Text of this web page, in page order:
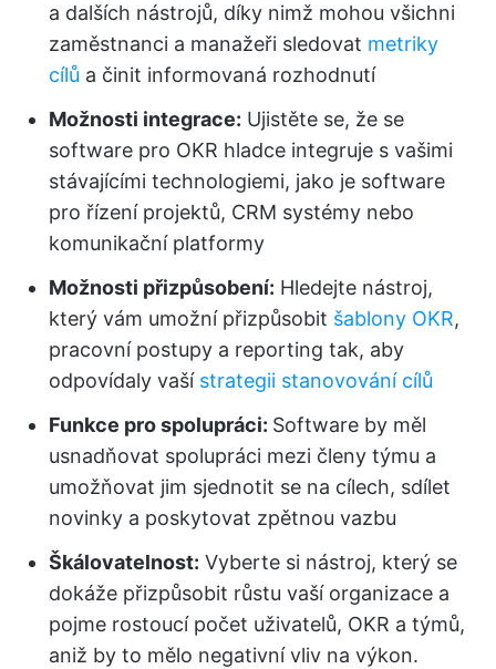
a dalších nástrojů, díky nimž mohou všichni
zaměstnanci a manažeři sledovat metriky
cílů a činit informovaná rozhodnutí
Možnosti integrace: Ujistěte se, že se
software pro OKR hladce integruje s vašimi
stávajícími technologiemi, jako je software
pro řízení projektů, CRM systémy nebo
komunikační platformy
Možnosti přizpůsobení: Hledejte nástroj,
který vám umožní přizpůsobit šablony OKR,
pracovní postupy a reporting tak, aby
odpovídaly vaší strategii stanovování cílů
Funkce pro spolupráci: Software by měl
usnadňovat spolupráci mezi členy týmu a
umožňovat jim sjednotit se na cílech, sdílet
novinky a poskytovat zpětnou vazbu
Škálovatelnost: Vyberte si nástroj, který se
dokáže přizpůsobit růstu vaší organizace a
pojme rostoucí počet uživatelů, OKR a týmů,
aniž by to mělo negativní vliv na výkon.